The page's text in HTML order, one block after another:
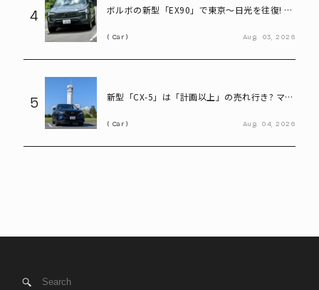
4
ボルボの新型「EX90」で東京～日光を往復! い
Car Aug. 03, 2026
5
新型「CX-5」は「計画以上」の売れ行き? マツ
Car Aug. 04, 2026